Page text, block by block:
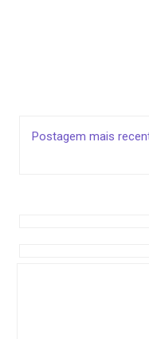
Postagem mais